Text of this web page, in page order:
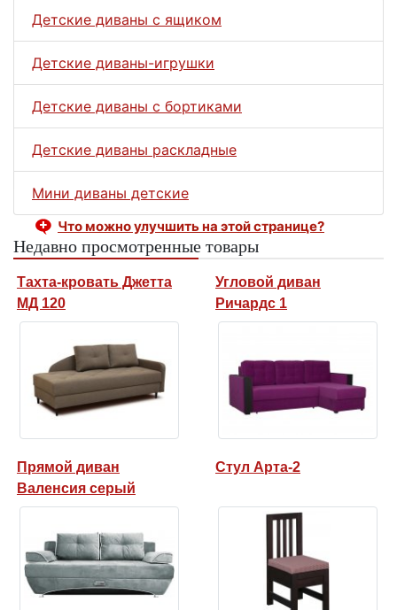
Детские диваны с ящиком
Детские диваны-игрушки
Детские диваны с бортиками
Детские диваны раскладные
Мини диваны детские
Что можно улучшить на этой странице?
Недавно просмотренные товары
Тахта-кровать Джетта
МД 120
Угловой диван
Ричардс 1
Прямой диван
Валенсия серый
Стул Арта-2